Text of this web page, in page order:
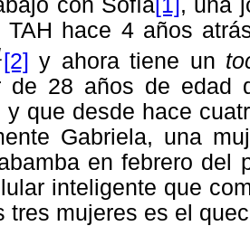
TAH hace 4 años
[2] y ahora tiene un
de 28 años de edad
y que desde hace
Gabriela, una
en febrero del
inteligente que
tres mujeres es el